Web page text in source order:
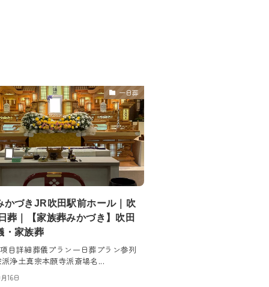
一日葬
かづきJR吹田駅前ホール｜吹
葬｜【家族葬みかづき】吹田
・家族葬
目詳細葬儀プラン一日葬プラン参列
浄土真宗本願寺派斎場名...
16日